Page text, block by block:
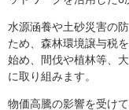
水源涵養や土砂災害の
ため、森林環境譲与税
始め、間伐や植林等、
に取り組みます。
物価高騰の影響を受け